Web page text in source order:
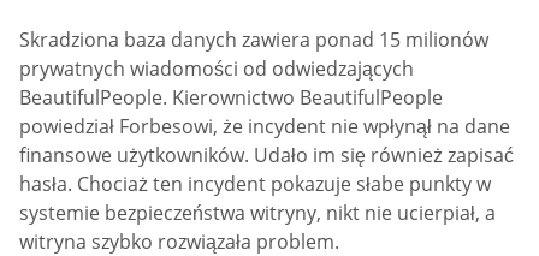
Skradziona baza danych zawiera ponad 15 milionów
prywatnych wiadomości od odwiedzających
BeautifulPeople. Kierownictwo BeautifulPeople
powiedział Forbesowi, że incydent nie wpłynął na dane
finansowe użytkowników. Udało im się również zapisać
hasła. Chociaż ten incydent pokazuje słabe punkty w
systemie bezpieczeństwa witryny, nikt nie ucierpiał, a
witryna szybko rozwiązała problem.